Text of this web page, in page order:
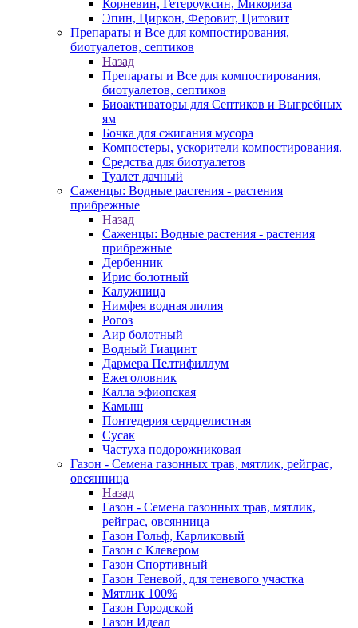
Корневин, Гетероуксин, Микориза
Эпин, Циркон, Феровит, Цитовит
Препараты и Все для компостирования,
биотуалетов, септиков
Назад
Препараты и Все для компостирования,
биотуалетов, септиков
Биоактиваторы для Септиков и Выгребных
ям
Бочка для сжигания мусора
Компостеры, ускорители компостирования.
Средства для биотуалетов
Туалет дачный
Саженцы: Водные растения - растения
прибрежные
Назад
Саженцы: Водные растения - растения
прибрежные
Дербенник
Ирис болотный
Калужница
Нимфея водная лилия
Рогоз
Аир болотный
Водный Гиацинт
Дармера Пелтифиллум
Ежеголовник
Калла эфиопская
Камыш
Понтедерия сердцелистная
Сусак
Частуха подорожниковая
Газон - Семена газонных трав, мятлик, рейграс,
овсянница
Назад
Газон - Семена газонных трав, мятлик,
рейграс, овсянница
Газон Гольф, Карликовый
Газон с Клевером
Газон Спортивный
Газон Теневой, для теневого участка
Мятлик 100%
Газон Городской
Газон Идеал